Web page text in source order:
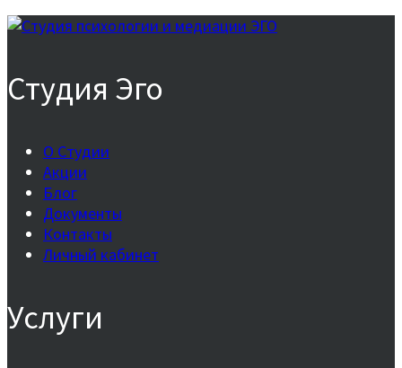
Студия Эго
О Студии
Акции
Блог
Документы
Контакты
Личный кабинет
Услуги